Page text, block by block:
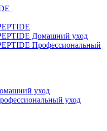
Домашний уход
Профессиональный
уход
уход